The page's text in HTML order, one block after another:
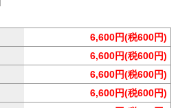
6,600円(税600円)
6,600円(税600円)
6,600円(税600円)
6,600円(税600円)